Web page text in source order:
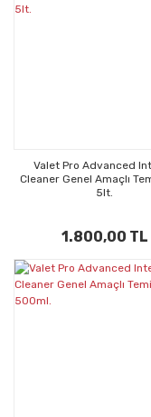
Valet Pro Advanced
Cleaner Genel Amaçlı
5lt.
1.800,00 TL